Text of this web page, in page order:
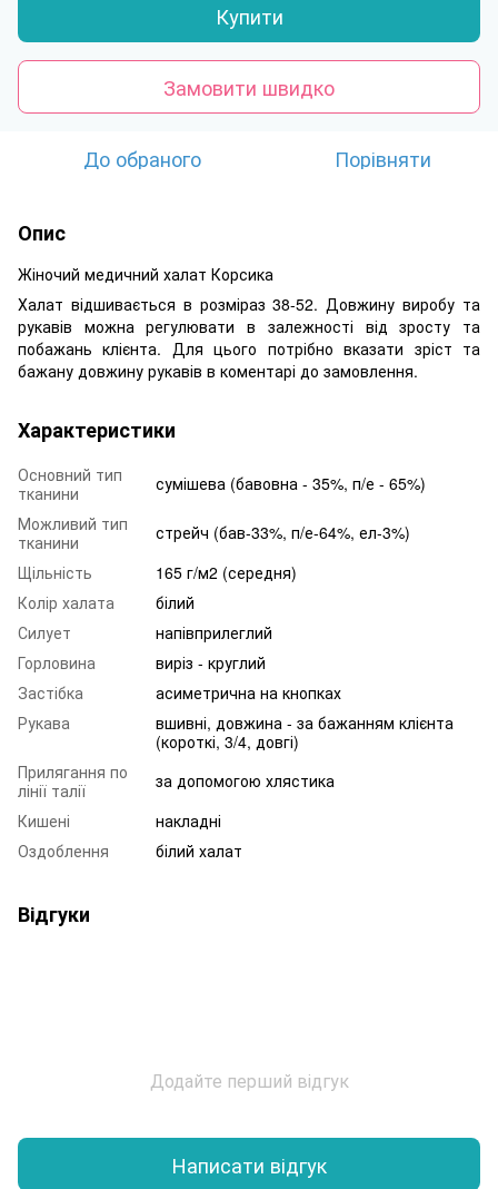
Купити
Замовити швидко
До обраного Порівняти
Опис
Жіночий медичний халат Корсика
Халат відшивається в розміраз 38-52. Довжину виробу та
рукавів можна регулювати в залежності від зросту та
побажань клієнта. Для цього потрібно вказати зріст та
бажану довжину рукавів в коментарі до замовлення.
Характеристики
Основний тип
тканини
сумішева (бавовна - 35%, п/е - 65%)
Можливий тип
тканини
стрейч (бав-33%, п/е-64%, ел-3%)
Щільність
165 г/м2 (середня)
Колір халата
білий
Силует
напівприлеглий
Горловина
виріз - круглий
Застібка
асиметрична на кнопках
Рукава
вшивні, довжина - за бажанням клієнта
(короткі, 3/4, довгі)
Прилягання по
лінії талії
за допомогою хлястика
Кишені
накладні
Оздоблення
білий халат
Відгуки
Додайте перший відгук
Написати відгук